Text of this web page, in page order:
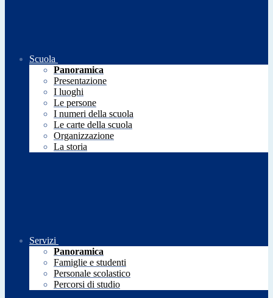
Scuola
Panoramica
Presentazione
I luoghi
Le persone
I numeri della scuola
Le carte della scuola
Organizzazione
La storia
Servizi
Panoramica
Famiglie e studenti
Personale scolastico
Percorsi di studio